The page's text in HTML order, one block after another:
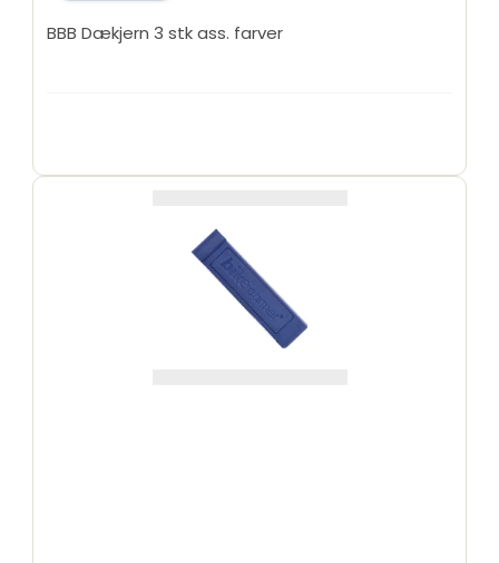
BBB Dækjern 3 stk ass. farver